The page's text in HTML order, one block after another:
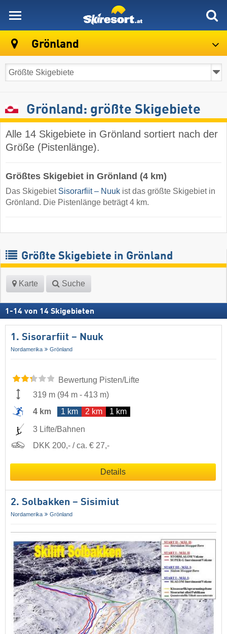
Grönland
Grönland: größte Skigebiete
Alle 14 Skigebiete in Grönland sortiert nach der
Größe (Pistenlänge).
Größtes Skigebiet in Grönland (4 km)
Das Skigebiet Sisorarfiit – Nuuk ist das größte Skigebiet in
Grönland. Die Pistenlänge beträgt 4 km.
Größte Skigebiete in Grönland
Karte Suche
1 -14 von 14 Skigebieten
1. Sisorarfiit – Nuuk
Nordamerika Grönland
Bewertung Pisten/Lifte
319 m (94 m - 413 m)
4 km
1 km 2 km 1 km
3 Lifte/Bahnen
DKK 200,- / ca. € 27,-
Details
2. Solbakken – Sisimiut
Nordamerika Grönland